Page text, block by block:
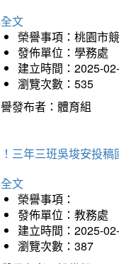
文
榮譽事項：桃園市
發佈單位：學務處
建立時間：2025-
瀏覽次數：535
發布者：體育組
三年三班吳埈安投
文
榮譽事項：
發佈單位：教務處
建立時間：2025-
瀏覽次數：387